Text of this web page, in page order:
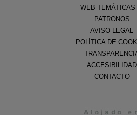
WEB TEMÁTICAS
PATRONOS
AVISO LEGAL
POLÍTICA DE
ACCESIBILIDAD
CONTACTO